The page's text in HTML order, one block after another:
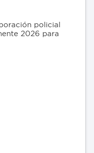
policial
2026 para